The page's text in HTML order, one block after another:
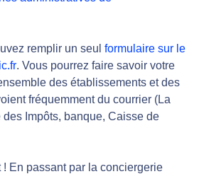
remplir un seul formulaire sur le
. Vous pourrez faire savoir votre
des établissements et des
fréquemment du courrier (La
Impôts, banque, Caisse de
! En passant par la conciergerie